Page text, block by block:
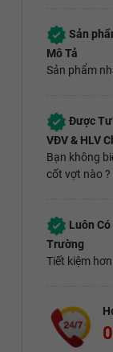
Sản
Mô Tả
Sản phẩm
Được
VĐV & HLV
Bạn không
cốt vợt nào
Luôn
Trường
Tiết kiệm